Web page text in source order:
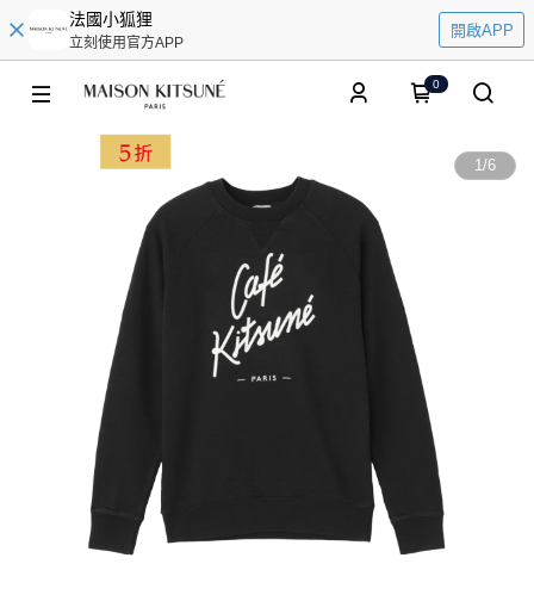
法國小狐狸
立刻使用官方APP
開啟APP
0
1/6